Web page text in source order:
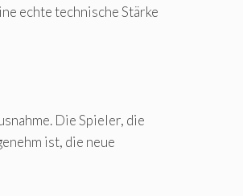
echte technische Stärke
Die Spieler, die
ist, die neue